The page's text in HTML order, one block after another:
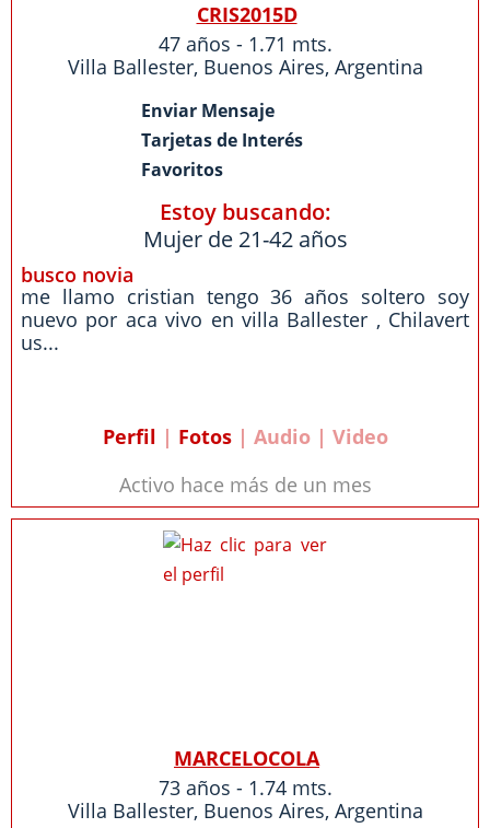
CRIS2015D
47 años - 1.71 mts.
Villa Ballester, Buenos Aires, Argentina
Enviar Mensaje
Tarjetas de Interés
Favoritos
Estoy buscando:
Mujer de 21-42 años
busco novia
me llamo cristian tengo 36 años soltero soy
nuevo por aca vivo en villa Ballester , Chilavert
us...
Perfil | Fotos| Audio | Video
Activo hace más de un mes
MARCELOCOLA
73 años - 1.74 mts.
Villa Ballester, Buenos Aires, Argentina